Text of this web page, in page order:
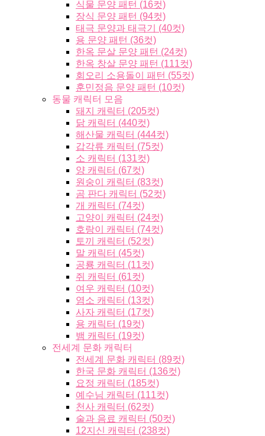
식물 문양 패턴 (16컷)
장식 문양 패턴 (94컷)
태극 문양과 태극기 (40컷)
용 문양 패턴 (36컷)
한옥 문살 문양 패턴 (24컷)
한옥 창살 문양 패턴 (111컷)
회오리 소용돌이 패턴 (55컷)
훈민정음 문양 패턴 (10컷)
동물 캐릭터 모음
돼지 캐릭터 (205컷)
닭 캐릭터 (440컷)
해산물 캐릭터 (444컷)
갑각류 캐릭터 (75컷)
소 캐릭터 (131컷)
양 캐릭터 (67컷)
원숭이 캐릭터 (83컷)
곰 판다 캐릭터 (52컷)
개 캐릭터 (74컷)
고양이 캐릭터 (24컷)
호랑이 캐릭터 (74컷)
토끼 캐릭터 (52컷)
말 캐릭터 (45컷)
공룡 캐릭터 (11컷)
쥐 캐릭터 (61컷)
여우 캐릭터 (10컷)
염소 캐릭터 (13컷)
사자 캐릭터 (17컷)
용 캐릭터 (19컷)
뱀 캐릭터 (19컷)
전세계 문화 캐릭터
전세계 문화 캐릭터 (89컷)
한국 문화 캐릭터 (136컷)
요정 캐릭터 (185컷)
예수님 캐릭터 (111컷)
천사 캐릭터 (62컷)
술과 음료 캐릭터 (50컷)
12지신 캐릭터 (238컷)